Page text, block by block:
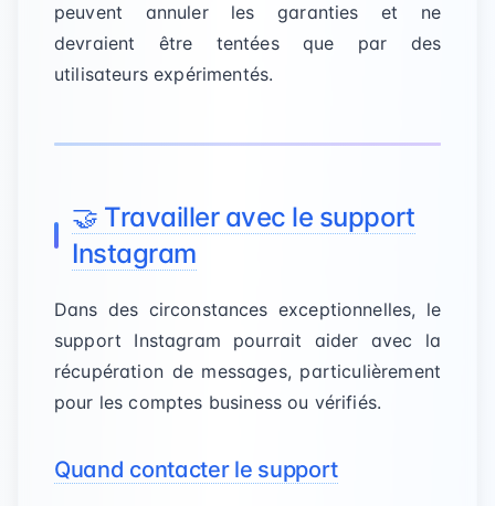
peuvent annuler les garanties et ne
devraient être tentées que par des
utilisateurs expérimentés.
🤝 Travailler avec le support
Instagram
Dans des circonstances exceptionnelles, le
support Instagram pourrait aider avec la
récupération de messages, particulièrement
pour les comptes business ou vérifiés.
Quand contacter le support